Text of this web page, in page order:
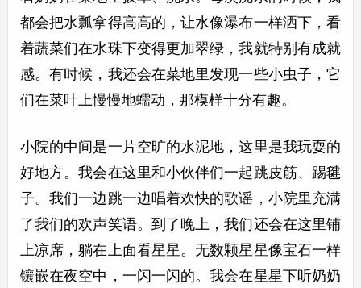
都会把水瓢拿得高高的，让水像瀑布一样洒下，看
着蔬菜们在水珠下变得更加翠绿，我就特别有成就
感。有时候，我还会在菜地里发现一些小虫子，它
们在菜叶上慢慢地蠕动，那模样十分有趣。
小院的中间是一片空旷的水泥地，这里是我玩耍的
好地方。我会在这里和小伙伴们一起跳皮筋、踢毽
子。我们一边跳一边唱着欢快的歌谣，小院里充满
了我们的欢声笑语。到了晚上，我们还会在这里铺
上凉席，躺在上面看星星。无数颗星星像宝石一样
镶嵌在夜空中，一闪一闪的。我会在星星下听奶奶